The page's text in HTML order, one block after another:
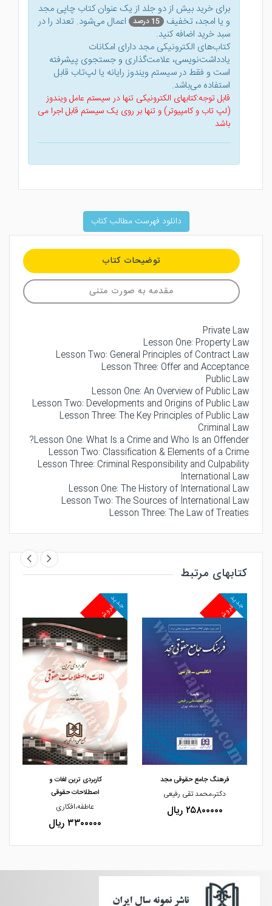
برای خرید بیش از دو جلد از یک عنوان کتاب‌ چاپی مجد
و یا امجد، تخفیف 15 درصد
اعمال می‌شود. تعداد را در
سبد خرید اضافه کنید.
کتاب‌های الکترونیکی مجد دارای امکانات
یادداشت‌نویسی، علامت‌گذاری و جستجوی پیشرفته
است و فقط در سیستم ویندوز رایانه یا لپ‌تاب قابل
استفاده می‌باشد.
قابل توجه:کتابهای الکترونیکی تنها در سیستم عامل ویندوز
(لپ تاب و کامپیوتر) و تنها بر روی یک سیستم قابل اجرا می
باشد
دانلود فهرست مطالب کتاب
توضیحات کتاب
مقدمه به صورت متنی
Private Law
Lesson One: Property Law
Lesson Two: General Principles of Contract Law
Lesson Three: Offer and Acceptance
Public Law
Lesson One: An Overview of Public Law
Lesson Two: Developments and Origins of Public Law
Lesson Three: The Key Principles of Public Law
Criminal Law
Lesson One: What Is a Crime and Who Is an Offender?
Lesson Two: Classification & Elements of a Crime
Lesson Three: Criminal Responsibility and Culpability
International Law
Lesson One: The History of International Law
Lesson Two: The Sources of International Law
Lesson Three: The Law of Treaties
کتابهای مرتبط
مشاهده و خرید
پرفروش
جدید
مشاهده و خرید
فرهنگ جامع حقوقی مجد
دکتر،محمد تقی رفیعی
۲۵۸۰۰۰۰۰ ریال
پرفروش
جدید
کاربردی ترین لغات و
اصطلاحات حقوقی
عاطفه،افکاری
۳۳۰۰۰۰۰ ریال